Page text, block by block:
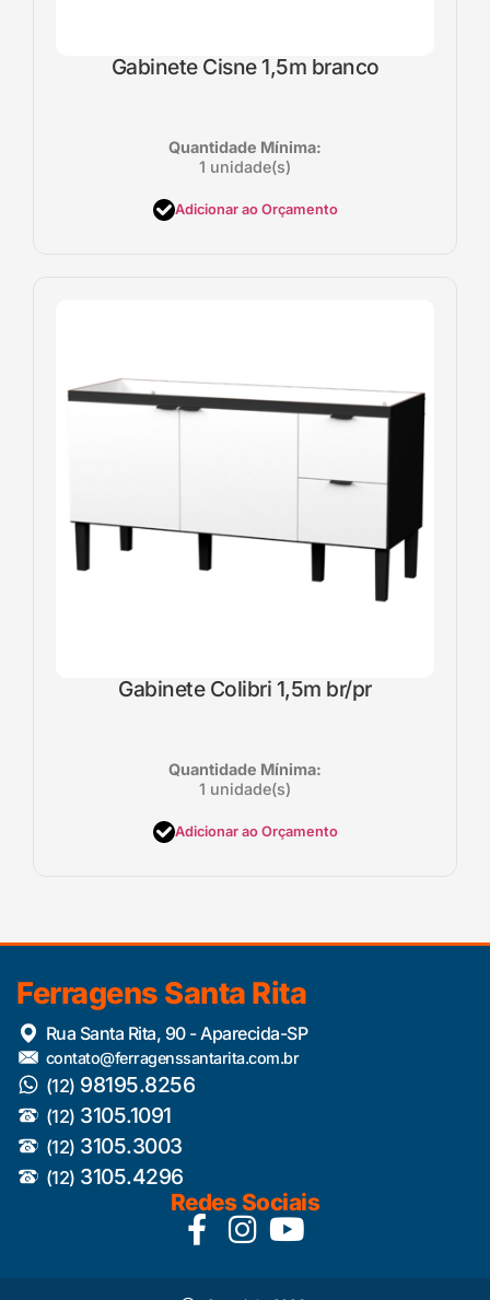
Gabinete Cisne 1,5m branco
Quantidade Mínima:
1 unidade(s)
Adicionar ao Orçamento
Gabinete Colibri 1,5m br/pr
Quantidade Mínima:
1 unidade(s)
Adicionar ao Orçamento
Ferragens Santa Rita
Rua Santa Rita, 90 - Aparecida-SP
contato@ferragenssantarita.com.br
(12) 98195.8256
(12) 3105.1091
(12) 3105.3003
(12) 3105.4296
Redes Sociais